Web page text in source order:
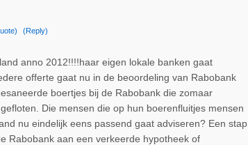
(Reply)
anno 2012!!!!haar eigen lokale banken gaat
offerte gaat nu in de beoordeling van Rabobank
boertjes bij de Rabobank die zomaar
Die mensen die op hun boerenfluitjes mensen
nu eindelijk eens passend gaat adviseren? Een stap
Rabobank aan een verkeerde hypotheek of